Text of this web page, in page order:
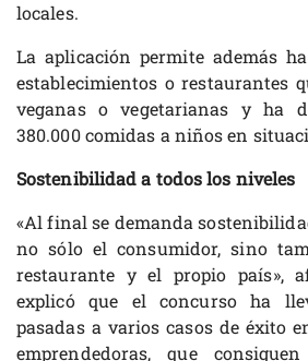
locales.
La aplicación permite además
establecimientos o restaurantes
veganas o vegetarianas y ha
380.000 comidas a niños en
Sostenibilidad a todos los niveles
«Al final se demanda
no sólo el consumidor, sino
restaurante y el propio país»,
explicó que el concurso ha
pasadas a varios casos de éxito
emprendedoras, que